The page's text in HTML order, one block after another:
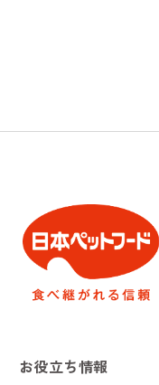
お役立ち情報